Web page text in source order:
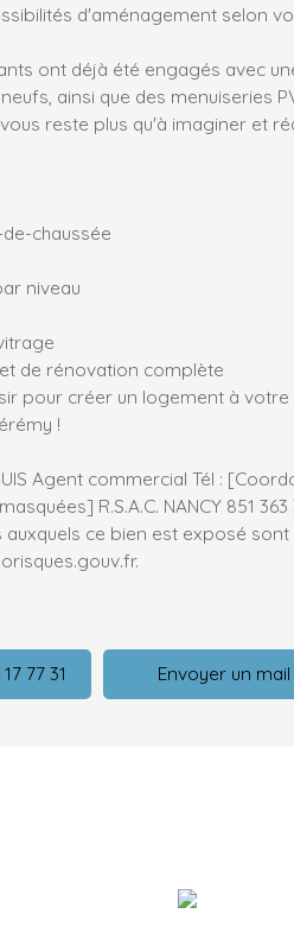
d'aménagement selon
ont déjà été engagés avec
ainsi que des menuiseries
reste plus qu'à imaginer et
chaussée
niveau
de rénovation complète
pour créer un logement à votre
!
Agent commercial Tél :
R.S.A.C. NANCY 851 363
ce bien est exposé
77 31 Envoyer un mail